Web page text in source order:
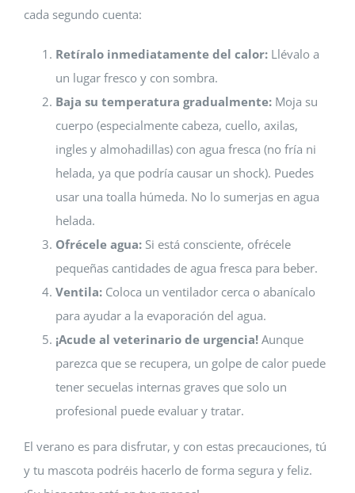
cada segundo cuenta:
Retíralo inmediatamente del calor: Llévalo a
un lugar fresco y con sombra.
Baja su temperatura gradualmente: Moja su
cuerpo (especialmente cabeza, cuello, axilas,
ingles y almohadillas) con agua fresca (no fría ni
helada, ya que podría causar un shock). Puedes
usar una toalla húmeda. No lo sumerjas en agua
helada.
Ofrécele agua: Si está consciente, ofrécele
pequeñas cantidades de agua fresca para beber.
Ventila: Coloca un ventilador cerca o abanícalo
para ayudar a la evaporación del agua.
¡Acude al veterinario de urgencia! Aunque
parezca que se recupera, un golpe de calor puede
tener secuelas internas graves que solo un
profesional puede evaluar y tratar.
El verano es para disfrutar, y con estas precauciones, tú
y tu mascota podréis hacerlo de forma segura y feliz.